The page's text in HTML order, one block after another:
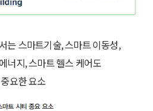
는 스마트기술, 스마트 이동성,
너지, 스마트 헬스 케어도
요한 요소